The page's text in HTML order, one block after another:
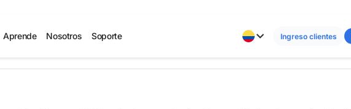
Aprende Nosotros Soporte Ingreso clientes